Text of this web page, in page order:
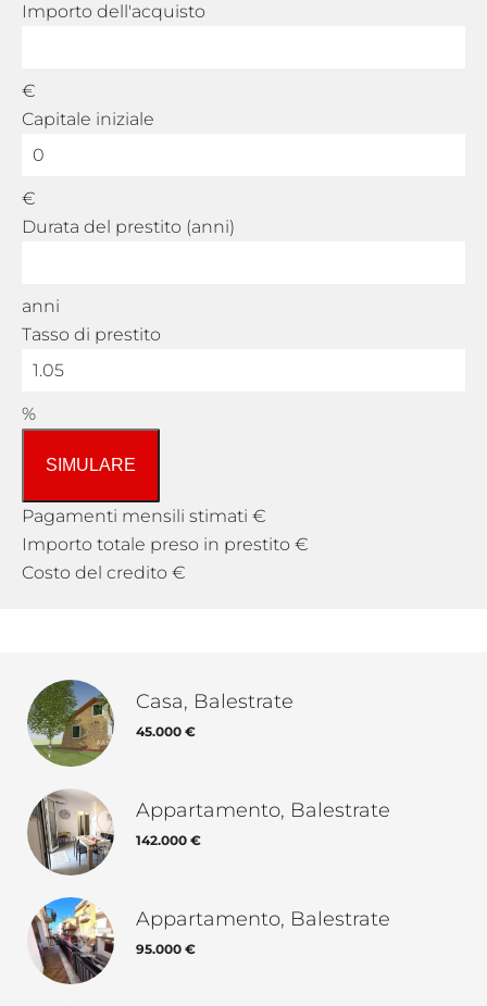
Importo dell'acquisto
€
Capitale iniziale
€
Durata del prestito (anni)
anni
Tasso di prestito
%
SIMULARE
Pagamenti mensili stimati €
Importo totale preso in prestito €
Costo del credito €
Casa, Balestrate
45.000 €
Appartamento, Balestrate
142.000 €
Appartamento, Balestrate
95.000 €